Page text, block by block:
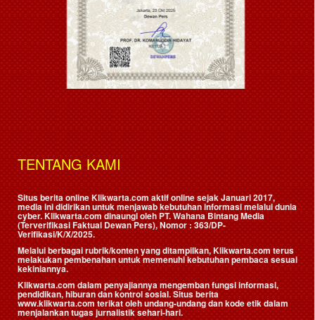
TENTANG KAMI
Situs berita online Klikwarta.com aktif online sejak Januari 2017,
media ini didirikan untuk menjawab kebutuhan informasi melalui dunia
cyber. Klikwarta.com dinaungi oleh PT. Wahana Bintang Media
(Terverifikasi Faktual Dewan Pers), Nomor : 363/DP-
Verifikasi/K/X/2025.
Melalui berbagai rubrik/konten yang ditampilkan, Klikwarta.com terus
melakukan pembenahan untuk memenuhi kebutuhan pembaca sesuai
kekiniannya.
Klikwarta.com dalam penyajiannya mengemban fungsi informasi,
pendidikan, hiburan dan kontrol sosial. Situs berita
www.klikwarta.com terikat oleh undang-undang dan kode etik dalam
menjalankan tugas jurnalistik sehari-hari.